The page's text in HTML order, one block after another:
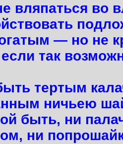
вляпаться во
— но не
так
тертым
ничьею
быть, ни
ни